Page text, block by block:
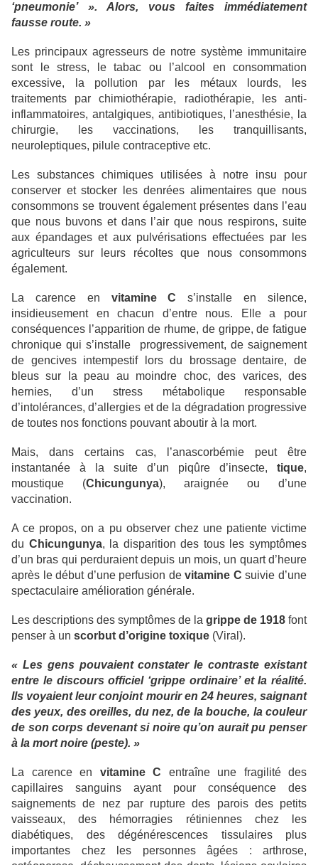
‘pneumonie’ ». Alors, vous faites immédiatement
fausse route. »
Les principaux agresseurs de notre système immunitaire
sont le stress, le tabac ou l’alcool en consommation
excessive, la pollution par les métaux lourds, les
traitements par chimiothérapie, radiothérapie, les anti-
inflammatoires, antalgiques, antibiotiques, l’anesthésie, la
chirurgie, les vaccinations, les tranquillisants,
neuroleptiques, pilule contraceptive etc.
Les substances chimiques utilisées à notre insu pour
conserver et stocker les denrées alimentaires que nous
consommons se trouvent également présentes dans l’eau
que nous buvons et dans l’air que nous respirons, suite
aux épandages et aux pulvérisations effectuées par les
agriculteurs sur leurs récoltes que nous consommons
également.
La carence en vitamine C s’installe en silence,
insidieusement en chacun d’entre nous. Elle a pour
conséquences l’apparition de rhume, de grippe, de fatigue
chronique qui s’installe progressivement, de saignement
de gencives intempestif lors du brossage dentaire, de
bleus sur la peau au moindre choc, des varices, des
hernies, d’un stress métabolique responsable
d’intolérances, d’allergies et de la dégradation progressive
de toutes nos fonctions pouvant aboutir à la mort.
Mais, dans certains cas, l’anascorbémie peut être
instantanée à la suite d’un piqûre d’insecte, tique,
moustique (Chicungunya), araignée ou d’une
vaccination.
A ce propos, on a pu observer chez une patiente victime
du Chicungunya, la disparition des tous les symptômes
d’un bras qui perduraient depuis un mois, un quart d’heure
après le début d’une perfusion devitamine C suivie d’une
spectaculaire amélioration générale.
Les descriptions des symptômes de la grippe de 1918 font
penser à un scorbut d’origine toxique (Viral).
« Les gens pouvaient constater le contraste existant
entre le discours officiel ‘grippe ordinaire’ et la réalité.
Ils voyaient leur conjoint mourir en 24 heures, saignant
des yeux, des oreilles, du nez, de la bouche, la couleur
de son corps devenant si noire qu’on aurait pu penser
à la mort noire (peste). »
La carence en vitamine C entraîne une fragilité des
capillaires sanguins ayant pour conséquence des
saignements de nez par rupture des parois des petits
vaisseaux, des hémorragies rétiniennes chez les
diabétiques, des dégénérescences tissulaires plus
importantes chez les personnes âgées : arthrose,